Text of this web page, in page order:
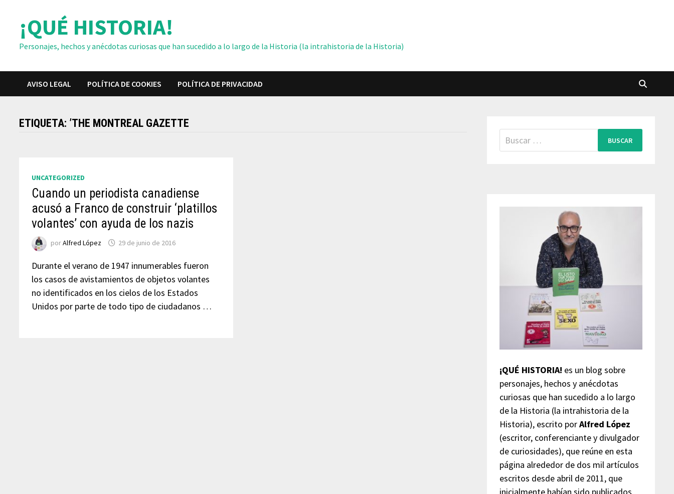
contenido¡QUÉ HISTORIA!
Personajes, hechos y anécdotas curiosas que han sucedido a lo largo de la Historia (la intrahistoria de la Historia)
AVISO LEGAL POLÍTICA DE COOKIES POLÍTICA DE PRIVACIDAD
ETIQUETA: ’THE MONTREAL GAZETTE
UNCATEGORIZED
Cuando un periodista canadiense
acusó a Franco de construir ‘platillos
volantes’ con ayuda de los nazis
porAlfred López 29 de junio de 2016
Durante el verano de 1947 innumerables fueron
los casos de avistamientos de objetos volantes
no identificados en los cielos de los Estados
Unidos por parte de todo tipo de ciudadanos …
Buscar:
¡QUÉ HISTORIA! es un blog sobre
personajes, hechos y anécdotas
curiosas que han sucedido a lo largo
de la Historia (la intrahistoria de la
Historia), escrito porAlfred López
(escritor, conferenciante y divulgador
de curiosidades), que reúne en esta
página alrededor de dos mil artículos
escritos desde abril de 2011, que
inicialmente habían sido publicados